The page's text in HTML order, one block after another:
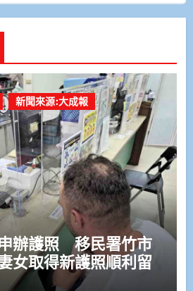
新聞來源:大成報
辦護照 移民署竹市
女取得新護照順利留